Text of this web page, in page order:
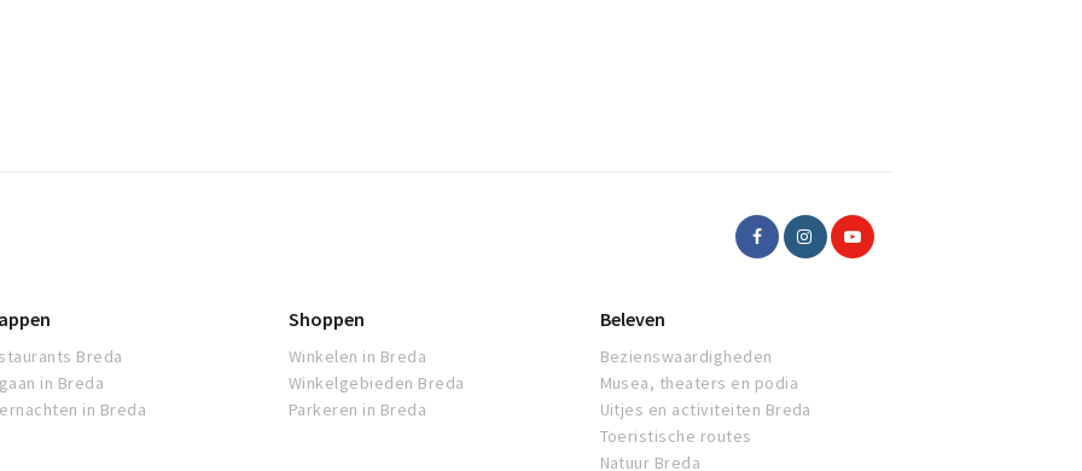
Breda
in Breda
in Breda
Shoppen
Winkelen in Breda
Winkelgebieden Breda
Parkeren in Breda
Beleven
Bezienswaardigheden
Musea, theaters en podia
Uitjes en activiteiten Breda
Toeristische routes
Natuur Breda